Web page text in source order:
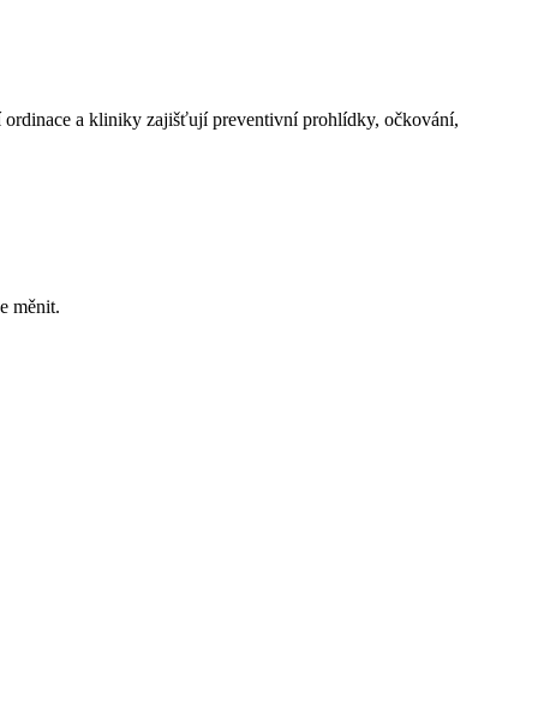
ordinace a kliniky zajišťují preventivní prohlídky, očkování,
měnit.